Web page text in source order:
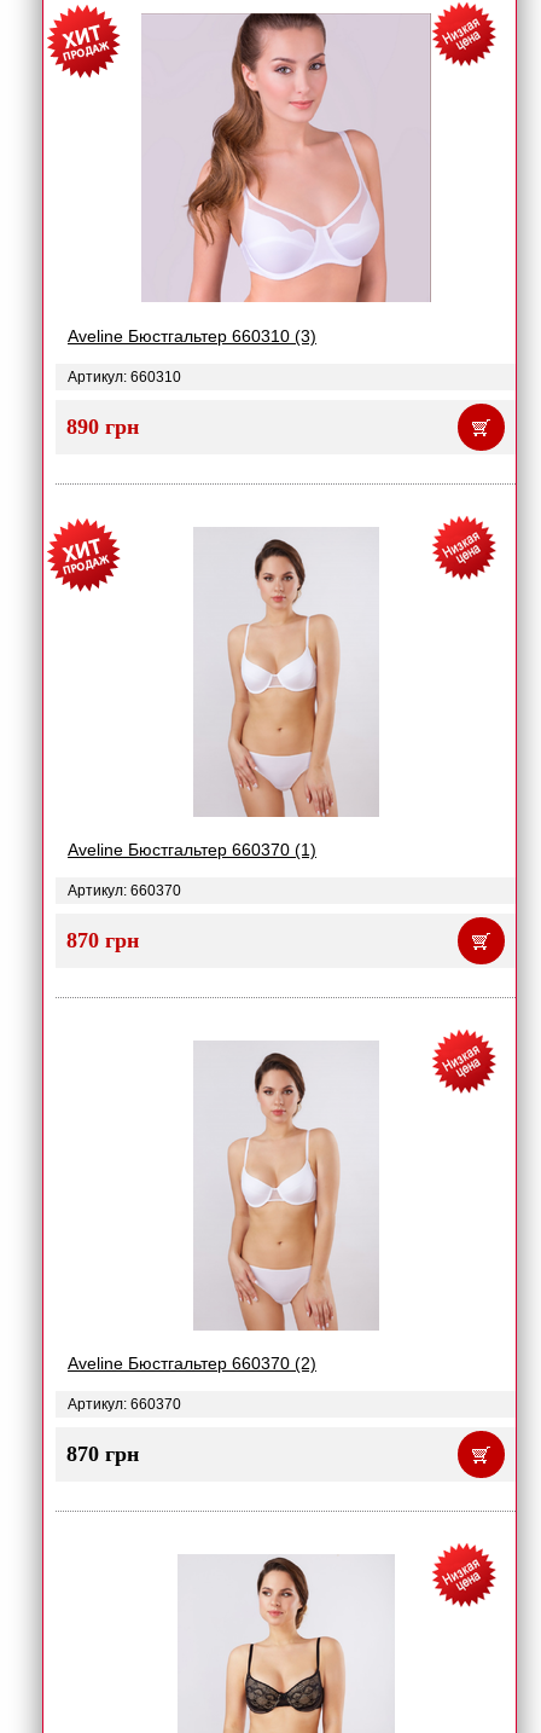
Aveline Бюстгальтер 660310 (3)
Артикул: 660310
890 грн
Aveline Бюстгальтер 660370 (1)
Артикул: 660370
870 грн
Aveline Бюстгальтер 660370 (2)
Артикул: 660370
870 грн